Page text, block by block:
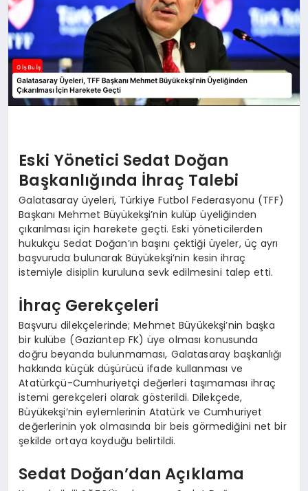
Eski Yönetici Sedat Doğan
Başkanlığında İhraç Talebi
Galatasaray üyeleri, Türkiye Futbol Federasyonu (TFF)
Başkanı Mehmet Büyükekşi’nin kulüp üyeliğinden
çıkarılması için harekete geçti. Eski yöneticilerden
hukukçu Sedat Doğan’ın başını çektiği üyeler, üç ayrı
başvuruda bulunarak Büyükekşi’nin kesin ihraç
istemiyle disiplin kuruluna sevk edilmesini talep etti.
İhraç Gerekçeleri
Başvuru dilekçelerinde; Mehmet Büyükekşi’nin başka
bir kulübe (Gaziantep FK) üye olması konusunda
doğru beyanda bulunmaması, Galatasaray başkanlığı
hakkında küçük düşürücü ifade kullanması ve
Atatürkçü-Cumhuriyetçi değerleri taşımaması ihraç
istemi gerekçeleri olarak gösterildi. Dilekçede,
Büyükekşi’nin eylemlerinin Atatürk ve Cumhuriyet
değerlerinin yok olmasında bir beis görmediğini net bir
şekilde ortaya koyduğu belirtildi.
Sedat Doğan’dan Açıklama